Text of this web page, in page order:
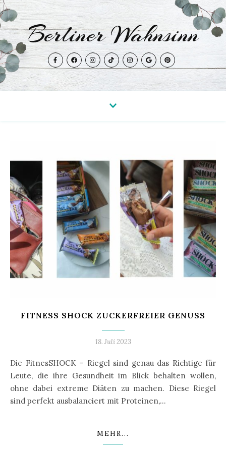
Berliner Wahnsinn
FITNESS SHOCK ZUCKERFREIER GENUSS
18. Juli 2023
Die FitnesSHOCK – Riegel sind genau das Richtige für
Leute, die ihre Gesundheit im Blick behalten wollen,
ohne dabei extreme Diäten zu machen. Diese Riegel
sind perfekt ausbalanciert mit Proteinen,…
MEHR...